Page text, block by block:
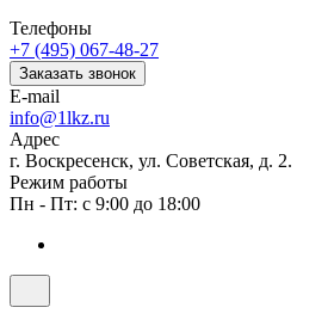
Телефоны
+7 (495) 067-48-27
Заказать звонок
E-mail
info@1lkz.ru
Адрес
г. Воскресенск, ул. Советская, д. 2.
Режим работы
Пн - Пт: с 9:00 до 18:00